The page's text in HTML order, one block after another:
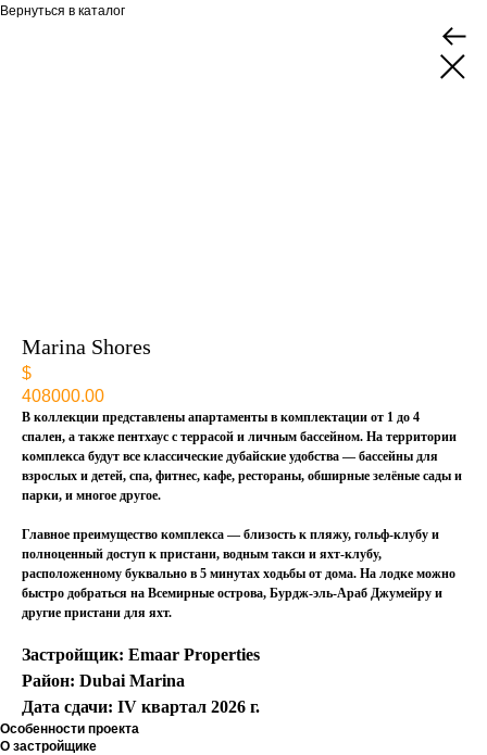
Вернуться в каталог
‌Marina Shores
$
408000.00
В коллекции представлены апартаменты в комплектации от 1 до 4
спален, а также пентхаус с террасой и личным бассейном. На территории
комплекса будут все классические дубайские удобства — бассейны для
взрослых и детей, спа, фитнес, кафе, рестораны, обширные зелёные сады и
парки, и многое другое.
Главное преимущество комплекса — близость к пляжу, гольф-клубу и
полноценный доступ к пристани, водным такси и яхт-клубу,
расположенному буквально в 5 минутах ходьбы от дома. На лодке можно
быстро добраться на Всемирные острова, Бурдж-эль-Араб Джумейру и
другие пристани для яхт.
Застройщик: ‌Emaar Properties
Район: Dubai Marina
Дата сдачи: IV квартал 2026 г.
Особенности проекта
О застройщике